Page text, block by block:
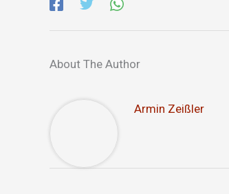
About The Author
Armin Zeißler